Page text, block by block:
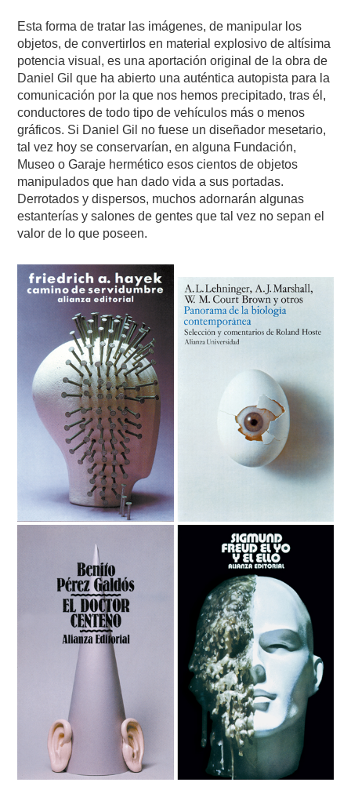
Esta forma de tratar las imágenes, de manipular los
objetos, de convertirlos en material explosivo de altísima
potencia visual, es una aportación original de la obra de
Daniel Gil que ha abierto una auténtica autopista para la
comunicación por la que nos hemos precipitado, tras él,
conductores de todo tipo de vehículos más o menos
gráficos. Si Daniel Gil no fuese un diseñador mesetario,
tal vez hoy se conservarían, en alguna Fundación,
Museo o Garaje hermético esos cientos de objetos
manipulados que han dado vida a sus portadas.
Derrotados y dispersos, muchos adornarán algunas
estanterías y salones de gentes que tal vez no sepan el
valor de lo que poseen.